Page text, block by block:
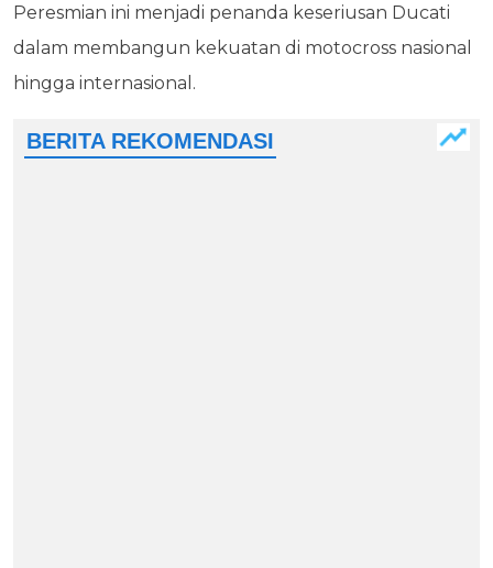
Peresmian ini menjadi penanda keseriusan Ducati
dalam membangun kekuatan di motocross nasional
hingga internasional.